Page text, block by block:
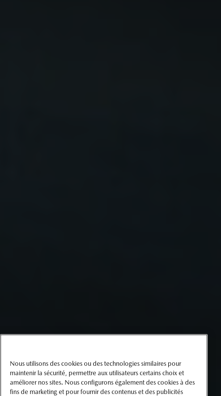
Nous utilisons des cookies ou des technologies similaires pour
maintenir la sécurité, permettre aux utilisateurs certains choix et
améliorer nos sites. Nous configurons également des cookies à des
fins de marketing et pour fournir des contenus et des publicités